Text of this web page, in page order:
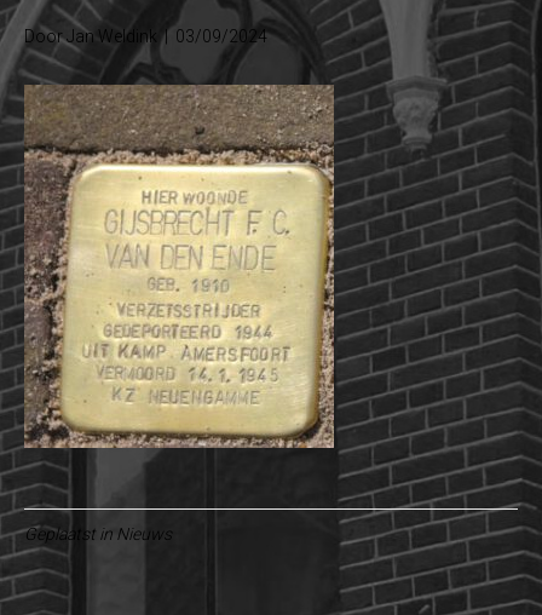
DoorJan Weldink | 03/09/2024
Geplaatst in Nieuws